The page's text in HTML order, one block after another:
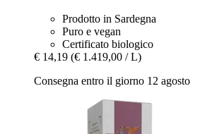
Prodotto in Sardegna
Puro e vegan
Certificato biologico
€ 14,19 (€ 1.419,00 / L)
Consegna entro il giorno 12 agosto